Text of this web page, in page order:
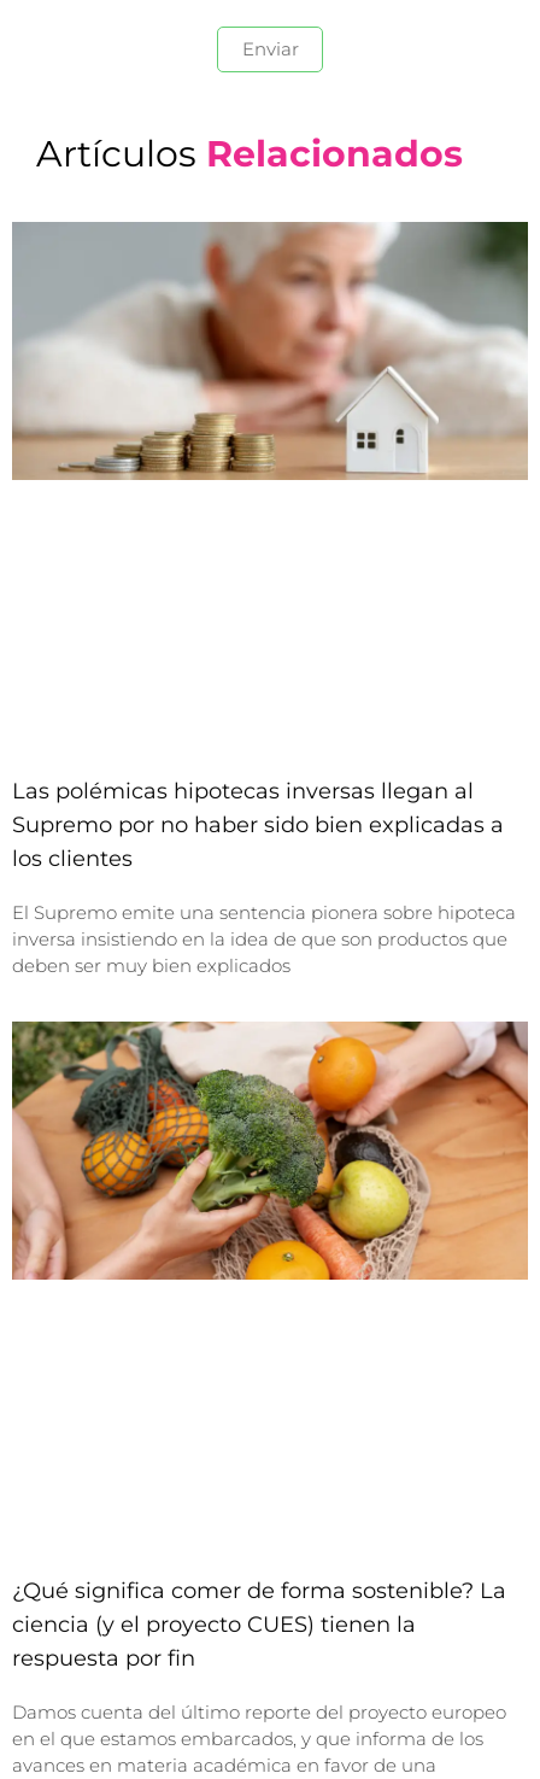
Artículos Relacionados
Las polémicas hipotecas inversas llegan al
Supremo por no haber sido bien explicadas a
los clientes
El Supremo emite una sentencia pionera sobre hipoteca
inversa insistiendo en la idea de que son productos que
deben ser muy bien explicados
¿Qué significa comer de forma sostenible? La
ciencia (y el proyecto CUES) tienen la
respuesta por fin
Damos cuenta del último reporte del proyecto europeo
en el que estamos embarcados, y que informa de los
avances en materia académica en favor de una